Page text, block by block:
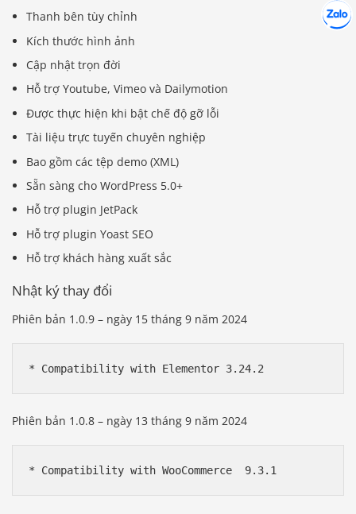
Thanh bên tùy chỉnh
Kích thước hình ảnh
Cập nhật trọn đời
Hỗ trợ Youtube, Vimeo và Dailymotion
Được thực hiện khi bật chế độ gỡ lỗi
Tài liệu trực tuyến chuyên nghiệp
Bao gồm các tệp demo (XML)
Sẵn sàng cho WordPress 5.0+
Hỗ trợ plugin JetPack
Hỗ trợ plugin Yoast SEO
Hỗ trợ khách hàng xuất sắc
Nhật ký thay đổi
Phiên bản 1.0.9 – ngày 15 tháng 9 năm 2024
Phiên bản 1.0.8 – ngày 13 tháng 9 năm 2024
Chát